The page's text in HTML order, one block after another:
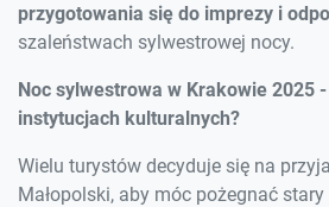
przygotowania się do imprezy i
szaleństwach sylwestrowej nocy.
Noc sylwestrowa w Krakowie 2025
instytucjach kulturalnych?
Wielu turystów decyduje się na
Małopolski, aby móc pożegnać